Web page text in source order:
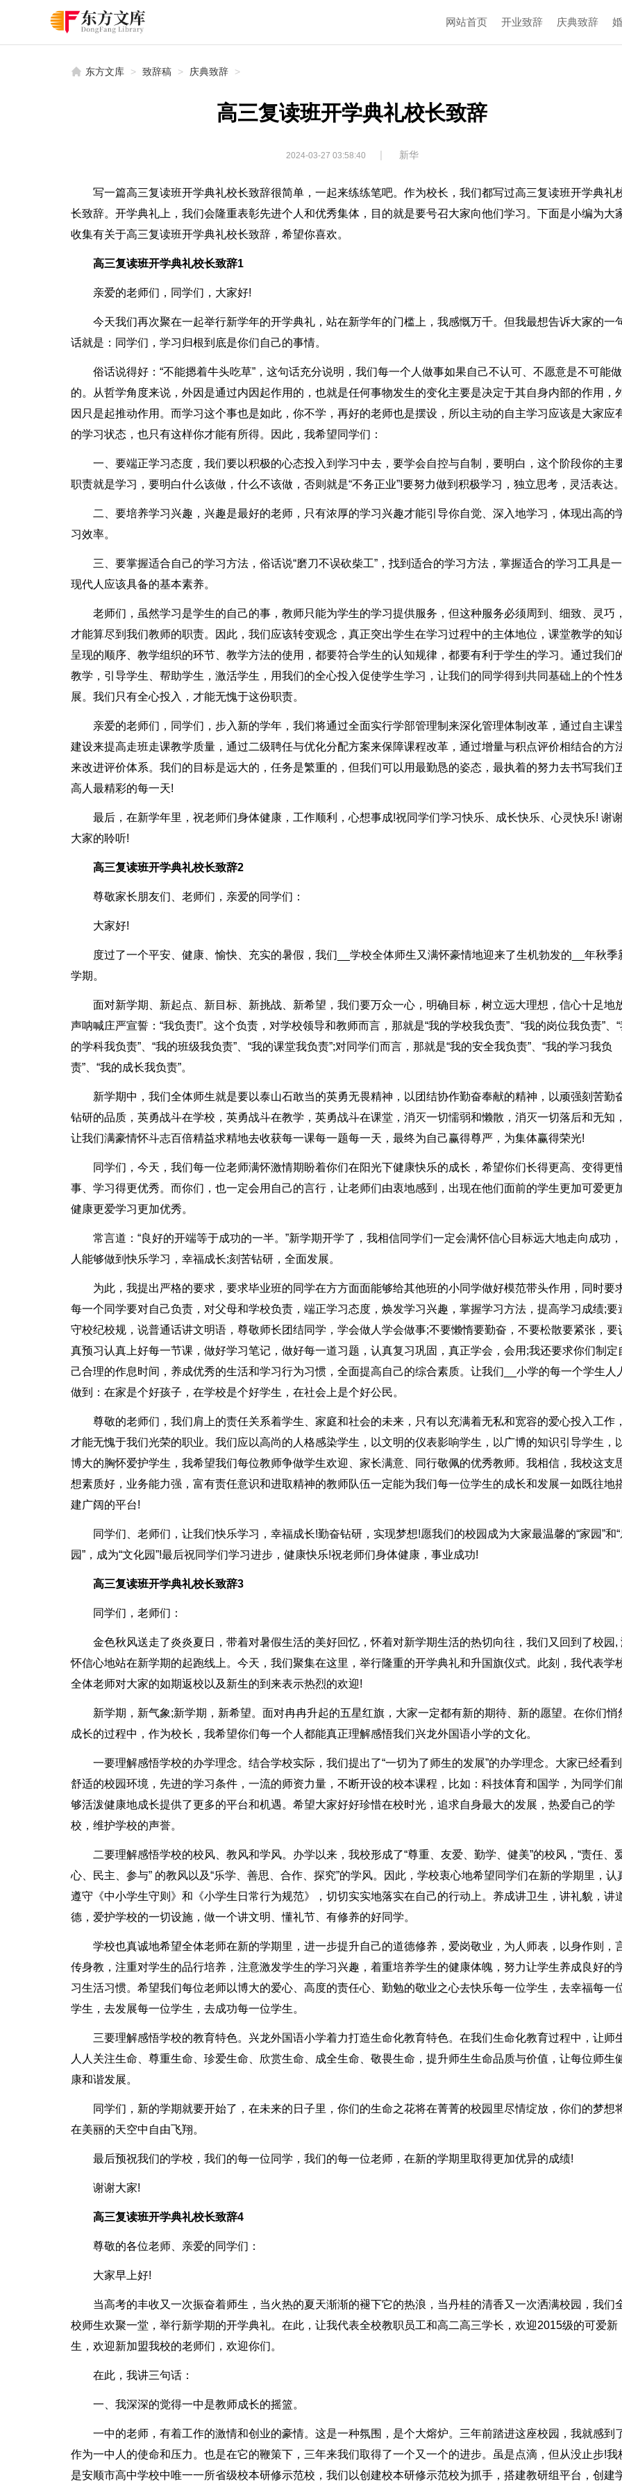
网站首页 开业致辞 庆典致辞
东方文库 > 致辞稿 > 庆典致辞 >
高三复读班开学典礼校长致辞
2024-03-27 03:58:40 | 新华
写一篇高三复读班开学典礼校长致辞很简单，一起来练练笔吧。作为校长，我们都写过高三复读班开学典礼
长致辞。开学典礼上，我们会隆重表彰先进个人和优秀集体，目的就是要号召大家向他们学习。下面是小编为大
收集有关于高三复读班开学典礼校长致辞，希望你喜欢。
高三复读班开学典礼校长致辞1
亲爱的老师们，同学们，大家好!
今天我们再次聚在一起举行新学年的开学典礼，站在新学年的门槛上，我感慨万千。但我最想告诉大家的一
话就是：同学们，学习归根到底是你们自己的事情。
俗话说得好：“不能摁着牛头吃草”，这句话充分说明，我们每一个人做事如果自己不认可、不愿意是不可能
的。从哲学角度来说，外因是通过内因起作用的，也就是任何事物发生的变化主要是决定于其自身内部的作用，
因只是起推动作用。而学习这个事也是如此，你不学，再好的老师也是摆设，所以主动的自主学习应该是大家应
的学习状态，也只有这样你才能有所得。因此，我希望同学们：
一、要端正学习态度，我们要以积极的心态投入到学习中去，要学会自控与自制，要明白，这个阶段你的主
职责就是学习，要明白什么该做，什么不该做，否则就是“不务正业”!要努力做到积极学习，独立思考，灵活表达。
二、要培养学习兴趣，兴趣是最好的老师，只有浓厚的学习兴趣才能引导你自觉、深入地学习，体现出高的
习效率。
三、要掌握适合自己的学习方法，俗话说“磨刀不误砍柴工”，找到适合的学习方法，掌握适合的学习工具是
现代人应该具备的基本素养。
老师们，虽然学习是学生的自己的事，教师只能为学生的学习提供服务，但这种服务必须周到、细致、灵巧，
才能算尽到我们教师的职责。因此，我们应该转变观念，真正突出学生在学习过程中的主体地位，课堂教学的知
呈现的顺序、教学组织的环节、教学方法的使用，都要符合学生的认知规律，都要有利于学生的学习。通过我们
教学，引导学生、帮助学生，激活学生，用我们的全心投入促使学生学习，让我们的同学得到共同基础上的个性
展。我们只有全心投入，才能无愧于这份职责。
亲爱的老师们，同学们，步入新的学年，我们将通过全面实行学部管理制来深化管理体制改革，通过自主课
建设来提高走班走课教学质量，通过二级聘任与优化分配方案来保障课程改革，通过增量与积点评价相结合的方
来改进评价体系。我们的目标是远大的，任务是繁重的，但我们可以用最勤恳的姿态，最执着的努力去书写我们
高人最精彩的每一天!
最后，在新学年里，祝老师们身体健康，工作顺利，心想事成!祝同学们学习快乐、成长快乐、心灵快乐! 谢
大家的聆听!
高三复读班开学典礼校长致辞2
尊敬家长朋友们、老师们，亲爱的同学们：
大家好!
度过了一个平安、健康、愉快、充实的暑假，我们__学校全体师生又满怀豪情地迎来了生机勃发的__年秋季
学期。
面对新学期、新起点、新目标、新挑战、新希望，我们要万众一心，明确目标，树立远大理想，信心十足地
声呐喊庄严宣誓：“我负责!”。这个负责，对学校领导和教师而言，那就是“我的学校我负责”、“我的岗位我负责”、
的学科我负责”、“我的班级我负责”、“我的课堂我负责”;对同学们而言，那就是“我的安全我负责”、“我的学习我负
责”、“我的成长我负责”。
新学期中，我们全体师生就是要以泰山石敢当的英勇无畏精神，以团结协作勤奋奉献的精神，以顽强刻苦勤
钻研的品质，英勇战斗在学校，英勇战斗在教学，英勇战斗在课堂，消灭一切懦弱和懒散，消灭一切落后和无知，
让我们满豪情怀斗志百倍精益求精地去收获每一课每一题每一天，最终为自己赢得尊严，为集体赢得荣光!
同学们，今天，我们每一位老师满怀激情期盼着你们在阳光下健康快乐的成长，希望你们长得更高、变得更
事、学习得更优秀。而你们，也一定会用自己的言行，让老师们由衷地感到，出现在他们面前的学生更加可爱更
健康更爱学习更加优秀。
常言道：“良好的开端等于成功的一半。”新学期开学了，我相信同学们一定会满怀信心目标远大地走向成功，
人能够做到快乐学习，幸福成长;刻苦钻研，全面发展。
为此，我提出严格的要求，要求毕业班的同学在方方面面能够给其他班的小同学做好模范带头作用，同时要
每一个同学要对自己负责，对父母和学校负责，端正学习态度，焕发学习兴趣，掌握学习方法，提高学习成绩;要
守校纪校规，说普通话讲文明语，尊敬师长团结同学，学会做人学会做事;不要懒惰要勤奋，不要松散要紧张，要
真预习认真上好每一节课，做好学习笔记，做好每一道习题，认真复习巩固，真正学会，会用;我还要求你们制定
己合理的作息时间，养成优秀的生活和学习行为习惯，全面提高自己的综合素质。让我们__小学的每一个学生人
做到：在家是个好孩子，在学校是个好学生，在社会上是个好公民。
尊敬的老师们，我们肩上的责任关系着学生、家庭和社会的未来，只有以充满着无私和宽容的爱心投入工作，
才能无愧于我们光荣的职业。我们应以高尚的人格感染学生，以文明的仪表影响学生，以广博的知识引导学生，
博大的胸怀爱护学生，我希望我们每位教师争做学生欢迎、家长满意、同行敬佩的优秀教师。我相信，我校这支
想素质好，业务能力强，富有责任意识和进取精神的教师队伍一定能为我们每一位学生的成长和发展一如既往地
建广阔的平台!
同学们、老师们，让我们快乐学习，幸福成长!勤奋钻研，实现梦想!愿我们的校园成为大家最温馨的“家园”和
园”，成为“文化园”!最后祝同学们学习进步，健康快乐!祝老师们身体健康，事业成功!
高三复读班开学典礼校长致辞3
同学们，老师们：
金色秋风送走了炎炎夏日，带着对暑假生活的美好回忆，怀着对新学期生活的热切向往，我们又回到了校园,
怀信心地站在新学期的起跑线上。今天，我们聚集在这里，举行隆重的开学典礼和升国旗仪式。此刻，我代表学
全体老师对大家的如期返校以及新生的到来表示热烈的欢迎!
新学期，新气象;新学期，新希望。面对冉冉升起的五星红旗，大家一定都有新的期待、新的愿望。在你们悄
成长的过程中，作为校长，我希望你们每一个人都能真正理解感悟我们兴龙外国语小学的文化。
一要理解感悟学校的办学理念。结合学校实际，我们提出了“一切为了师生的发展”的办学理念。大家已经看到
舒适的校园环境，先进的学习条件，一流的师资力量，不断开设的校本课程，比如：科技体育和国学，为同学们
够活泼健康地成长提供了更多的平台和机遇。希望大家好好珍惜在校时光，追求自身最大的发展，热爱自己的学
校，维护学校的声誉。
二要理解感悟学校的校风、教风和学风。办学以来，我校形成了“尊重、友爱、勤学、健美”的校风，“责任、
心、民主、参与” 的教风以及“乐学、善思、合作、探究”的学风。因此，学校衷心地希望同学们在新的学期里，认
遵守《中小学生守则》和《小学生日常行为规范》，切切实实地落实在自己的行动上。养成讲卫生，讲礼貌，讲
德，爱护学校的一切设施，做一个讲文明、懂礼节、有修养的好同学。
学校也真诚地希望全体老师在新的学期里，进一步提升自己的道德修养，爱岗敬业，为人师表，以身作则，
传身教，注重对学生的品行培养，注意激发学生的学习兴趣，着重培养学生的健康体魄，努力让学生养成良好的
习生活习惯。希望我们每位老师以博大的爱心、高度的责任心、勤勉的敬业之心去快乐每一位学生，去幸福每一
学生，去发展每一位学生，去成功每一位学生。
三要理解感悟学校的教育特色。兴龙外国语小学着力打造生命化教育特色。在我们生命化教育过程中，让师
人人关注生命、尊重生命、珍爱生命、欣赏生命、成全生命、敬畏生命，提升师生生命品质与价值，让每位师生
康和谐发展。
同学们，新的学期就要开始了，在未来的日子里，你们的生命之花将在菁菁的校园里尽情绽放，你们的梦想
在美丽的天空中自由飞翔。
最后预祝我们的学校，我们的每一位同学，我们的每一位老师，在新的学期里取得更加优异的成绩!
谢谢大家!
高三复读班开学典礼校长致辞4
尊敬的各位老师、亲爱的同学们：
大家早上好!
当高考的丰收又一次振奋着师生，当火热的夏天渐渐的褪下它的热浪，当丹桂的清香又一次洒满校园，我们
校师生欢聚一堂，举行新学期的开学典礼。在此，让我代表全校教职员工和高二高三学长，欢迎2015级的可爱新
生，欢迎新加盟我校的老师们，欢迎你们。
在此，我讲三句话：
一、我深深的觉得一中是教师成长的摇篮。
一中的老师，有着工作的激情和创业的豪情。这是一种氛围，是个大熔炉。三年前踏进这座校园，我就感到
作为一中人的使命和压力。也是在它的鞭策下，三年来我们取得了一个又一个的进步。虽是点滴，但从没止步!我
是安顺市高中学校中唯一一所省级校本研修示范校，我们以创建校本研修示范校为抓手，搭建教研组平台，创建